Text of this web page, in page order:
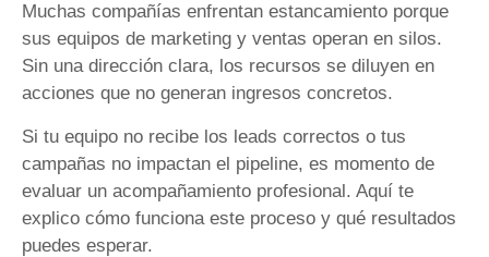
Muchas compañías enfrentan estancamiento porque
sus equipos de marketing y ventas operan en silos.
Sin una dirección clara, los recursos se diluyen en
acciones que no generan ingresos concretos.
Si tu equipo no recibe los leads correctos o tus
campañas no impactan el pipeline, es momento de
evaluar un acompañamiento profesional. Aquí te
explico cómo funciona este proceso y qué resultados
puedes esperar.